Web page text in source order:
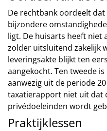
De rechtbank oordeelt
bijzondere
ligt. De huisarts heeft niet
zolder uitsluitend zakelijk
leveringsakte blijkt ten
aangekocht. Ten tweede
aanwezig uit de periode
taxatierapport niet uit dat
privédoeleinden wordt
Praktijklessen